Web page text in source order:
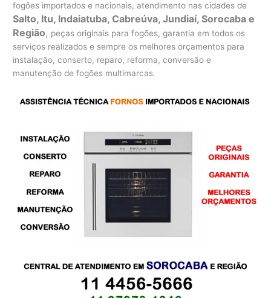
fogões importados e nacionais, atendimento nas cidades de
Salto, Itu, Indaiatuba, Cabreúva, Jundiaí, Sorocaba e
Região, peças originais para fogões, garantia em todos os
serviços realizados e sempre os melhores orçamentos para
instalação, conserto, reparo, reforma, conversão e
manutenção de fogões multimarcas.